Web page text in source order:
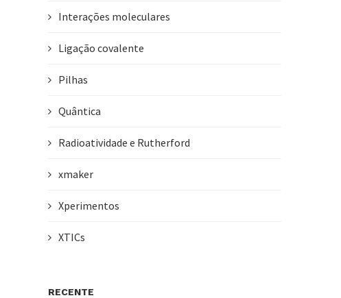
Interações moleculares
Ligação covalente
Pilhas
Quântica
Radioatividade e Rutherford
xmaker
Xperimentos
XTICs
RECENTE